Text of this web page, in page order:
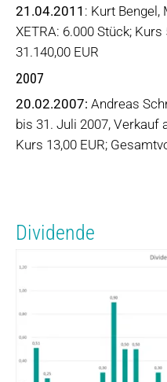
21.04.2011 : Kurt
XETRA: 6.000 Stück;
31.140,00 EUR
2007
20.02.2007: Andreas
bis 31. Juli 2007, Verkauf
Kurs 13,00 EUR;
Dividende